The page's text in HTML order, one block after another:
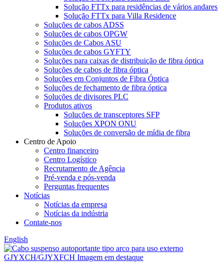
Solução FTTx para residências de vários andares
Solução FTTx para Villa Residence
Soluções de cabos ADSS
Soluções de cabos OPGW
Soluções de Cabos ASU
Soluções de cabos GYFTY
Soluções para caixas de distribuição de fibra óptica
Soluções de cabos de fibra óptica
Soluções em Conjuntos de Fibra Óptica
Soluções de fechamento de fibra óptica
Soluções de divisores PLC
Produtos ativos
Soluções de transceptores SFP
Soluções XPON ONU
Soluções de conversão de mídia de fibra
Centro de Apoio
Centro financeiro
Centro Logístico
Recrutamento de Agência
Pré-venda e pós-venda
Perguntas frequentes
Notícias
Notícias da empresa
Notícias da indústria
Contate-nos
English